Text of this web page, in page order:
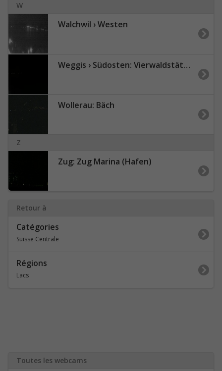
W
Walchwil › Westen
Weggis › Südosten: Vierwaldstättersee
Wollerau: Bäch
Z
Zug: Zug Marina (Hafen)
Retour à
Catégories
Suisse Centrale
Régions
Lacs
Toutes les webcams